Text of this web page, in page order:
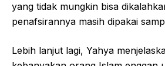
yang tidak mungkin bisa
penafsirannya masih dipakai
Lebih lanjut lagi, Yahya